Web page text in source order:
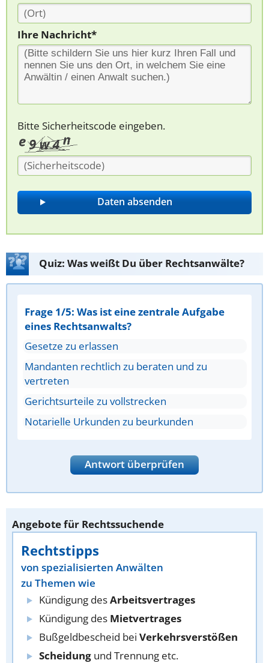
Ihre Nachricht*
Bitte Sicherheitscode eingeben.
Quiz: Was weißt Du über Rechtsanwälte?
Frage 1/5: Was ist eine zentrale Aufgabe
eines Rechtsanwalts?
Gesetze zu erlassen
Mandanten rechtlich zu beraten und zu
vertreten
Gerichtsurteile zu vollstrecken
Notarielle Urkunden zu beurkunden
Antwort überprüfen
Angebote für Rechtssuchende
Rechtstipps
von spezialisierten Anwälten
zu Themen wie
Kündigung desArbeitsvertrages
Kündigung des Mietvertrages
Bußgeldbescheid bei Verkehrsverstößen
Scheidung und Trennung etc.